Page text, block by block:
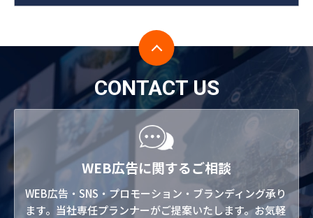
CONTACT US
WEB広告に関するご相談
WEB広告・SNS・プロモーション・ブランディング承り
ます。当社専任プランナーがご提案いたします。お気軽